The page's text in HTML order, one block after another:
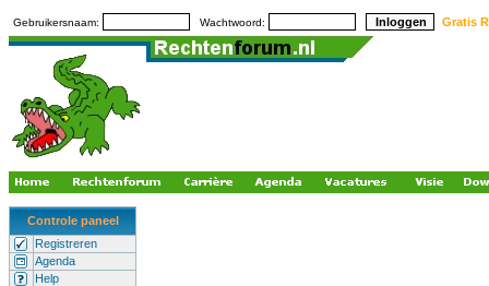
Gebruikersnaam: Wachtwoord: Gratis
Controle paneel
Registreren
Agenda
Help